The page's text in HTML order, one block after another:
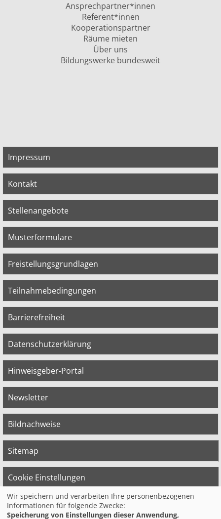
Ansprechpartner*innen
Referent*innen
Kooperationspartner
Räume mieten
Über uns
Bildungswerke bundesweit
Impressum
Kontakt
Stellenangebote
Musterformulare
Freistellungsgrundlagen
Teilnahmebedingungen
Barrierefreiheit
Datenschutzerklärung
Hinweisgeber-Portal
Newsletter
Bildnachweise
Sitemap
Cookie Einstellungen
© 2026 Bildungswerk der Vereinten Dienst­
Wir speichern und verarbeiten Ihre personenbezogenen
Informationen für folgende Zwecke:
Speicherung von Einstellungen dieser Anwendung,